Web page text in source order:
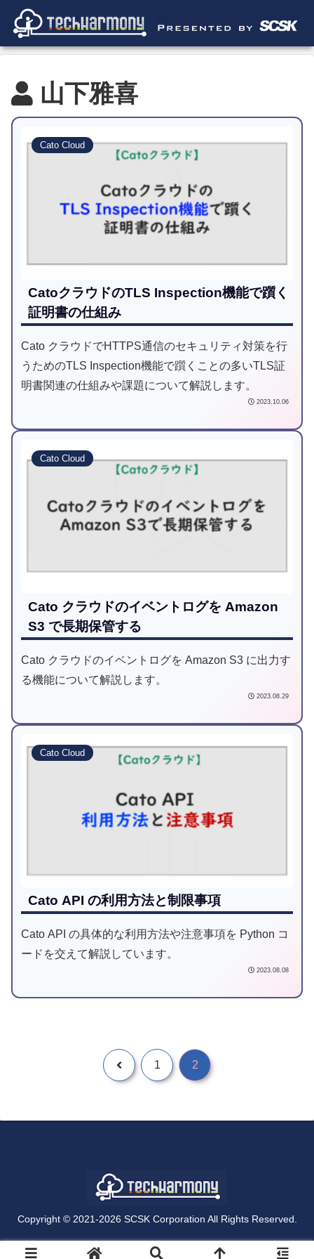
山下雅喜
Cato Cloud
CatoクラウドのTLS Inspection機能で躓く
証明書の仕組み
Cato クラウドでHTTPS通信のセキュリティ対策を行
うためのTLS Inspection機能で躓くことの多いTLS証
明書関連の仕組みや課題について解説します。
2023.10.06
Cato Cloud
Cato クラウドのイベントログを Amazon
S3 で長期保管する
Cato クラウドのイベントログを Amazon S3 に出力す
る機能について解説します。
2023.08.29
Cato Cloud
Cato API の利用方法と制限事項
Cato API の具体的な利用方法や注意事項を Python コ
ードを交えて解説しています。
2023.08.08
1 2
Copyright © 2021-2026 SCSK Corporation All Rights Reserved.